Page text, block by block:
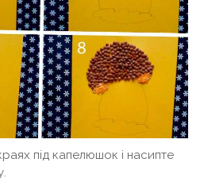
під капелюшок і насипте